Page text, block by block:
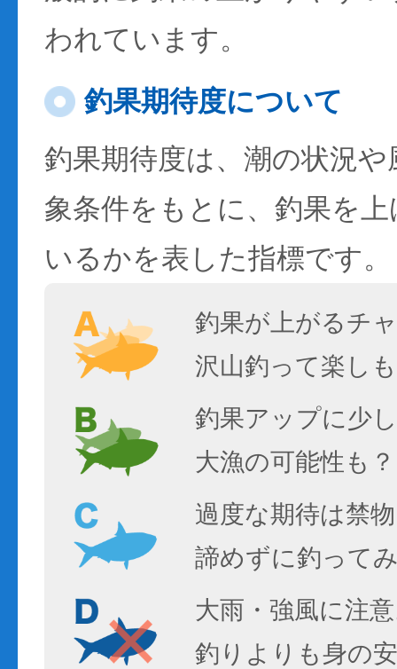
われています。
釣果期待度について
釣果期待度は、潮の状況
象条件をもとに、釣果を
いるかを表した指標です。
釣果が上がるチ
沢山釣って楽し
釣果アップに少
大漁の可能性も？
過度な期待は禁
諦めずに釣って
大雨・強風に注
釣りよりも身の